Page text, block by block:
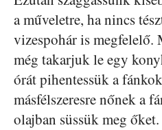
a műveletre, ha nincs
vizespohár is
még takarjuk le egy
órát pihentessük a
másfélszeresre nőnek a
olajban süssük meg